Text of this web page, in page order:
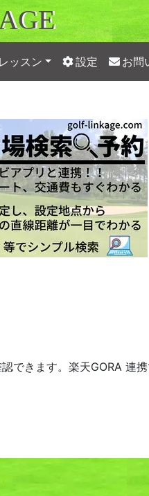
レッスン 設定 お問
できます。楽天GORA 連